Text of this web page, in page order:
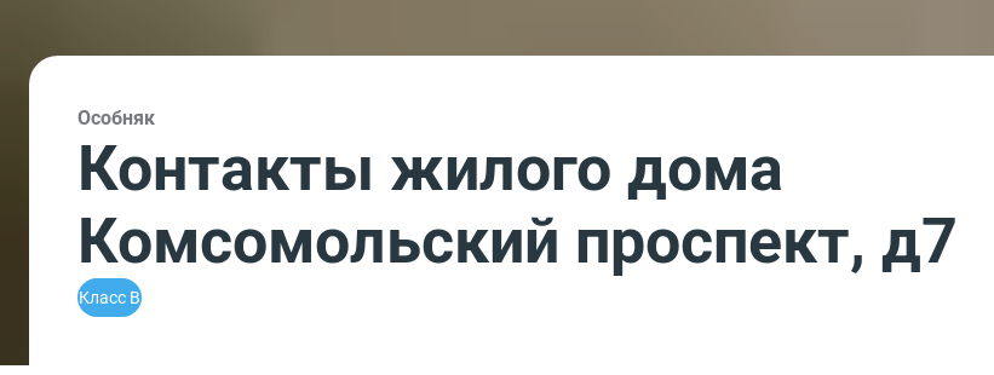
Особняк
Контакты жилого дома
Комсомольский проспект, д7
Класс B